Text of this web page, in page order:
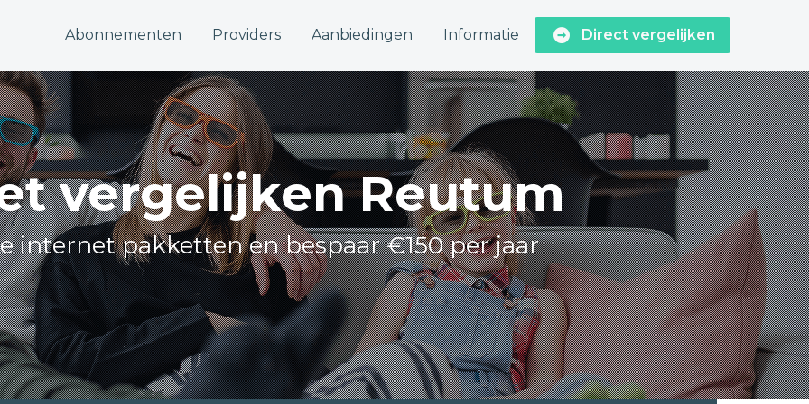
Abonnementen Providers Aanbiedingen Informatie Direct vergelijken
vergelijken Reutum
internet pakketten en bespaar €150 per jaar